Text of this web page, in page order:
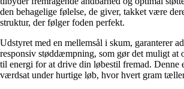
den behagelige følelse, de giver, takket være
struktur, der følger foden perfekt.
Udstyret med en mellemsål i skum, garanterer
responsiv støddæmpning, som gør det muligt at
til energi for at drive din løbestil fremad. Denne
værdsat under hurtige løb, hvor hvert gram